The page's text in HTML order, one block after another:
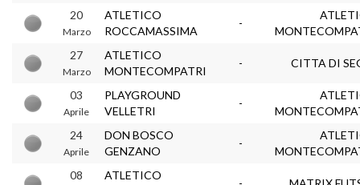
20
Marzo
ATLETICO
ROCCAMASSIMA
-
27
Marzo
ATLETICO
MONTECOMPATRI
- CITTA DI
03
Aprile
PLAYGROUND
VELLETRI
-
24
Aprile
DON BOSCO
GENZANO
-
08
ATLETICO